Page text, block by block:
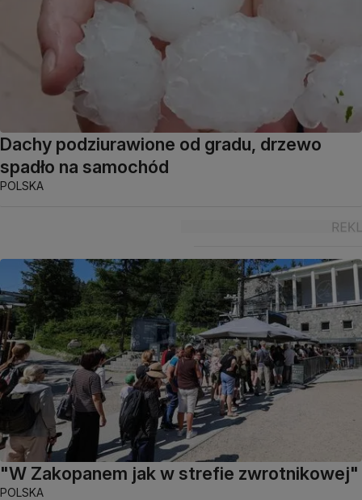
Dachy podziurawione od gradu, drzewo
spadło na samochód
POLSKA
"W Zakopanem jak w strefie zwrotnikowej"
POLSKA